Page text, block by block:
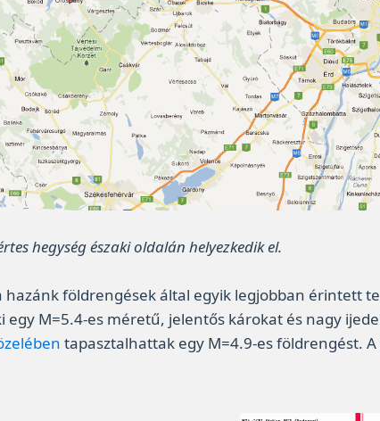
hegység északi oldalán helyezkedik el.
földrengések által egyik legjobban érintett
egy M=5.4-es méretű, jelentős károkat és nagy
tapasztalhattak egy M=4.9-es földrengést.